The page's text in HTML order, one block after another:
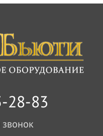
28-83